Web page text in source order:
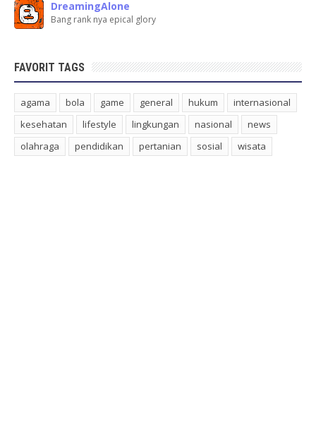
DreamingAlone
Bang rank nya epical glory
FAVORIT TAGS
agama bola game general hukum
internasional
kesehatan
lifestyle lingkungan nasional
news
olahraga
pendidikan pertanian sosial wisata